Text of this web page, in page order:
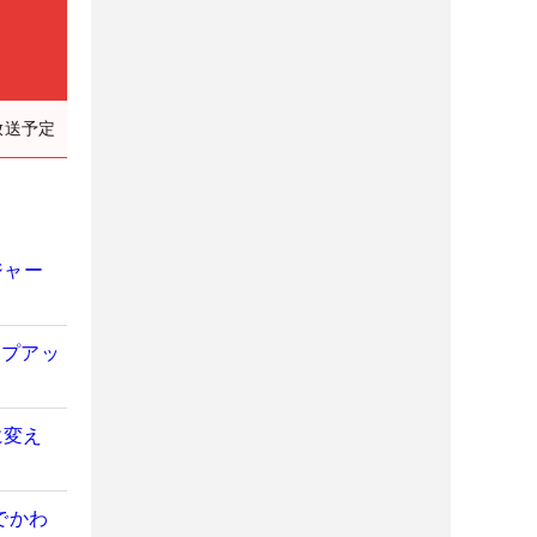
予定
ー
アッ
え
かわ